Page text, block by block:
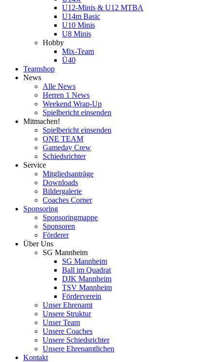
U12-Minis & U12 MTBA
U14m Basic
U10 Minis
U8 Minis
Hobby
Mix-Team
Ü40
Teamshop
News
Alle News
Herren 1 News
Weekend Wrap-Up
Spielbericht einsenden
Mitmachen!
Spielbericht einsenden
ONE TEAM
Gameday Crew
Schiedsrichter
Service
Mitgliedsanträge
Downloads
Bildergalerie
Coaches Corner
Sponsoring
Sponsoringmappe
Sponsoren
Förderer
Über Uns
SG Mannheim
SG Mannheim
Ball im Quadrat
DJK Mannheim
TSV Mannheim
Förderverein
Unser Ehrenamt
Unsere Struktur
Unser Team
Unsere Coaches
Unsere Schiedsrichter
Unsere Ehrenamtlichen
Kontakt